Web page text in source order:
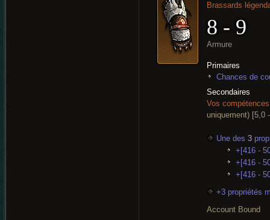
Brassards
8 - 9
Armure
Primaires
Chances de
Secondaires
Vos
uniquement) [5,0
Une des 3
+[416 -
+[416 -
+[416 -
+3 propriétés
Account Bound